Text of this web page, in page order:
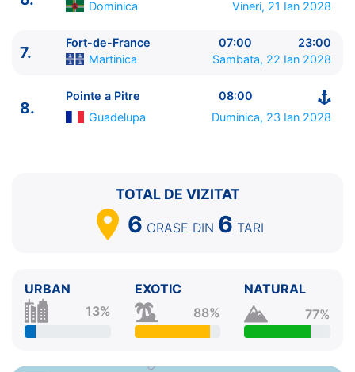
----------------------------------------
Zi de navigare pe Mare
0:00 - 0:00
3.
Philipsburg Sint Maarten
08:00 - 19:00
5.
Basseterre Saint Kitts and Nevis 09:00 - 19:00
6.
Dominica
08:00 - 18:00
Dominica
Vineri, 21 Ian 2028
7.
Fort-de-France 07:00
23:00
Martinica
Sambata, 22 Ian 2028
8.
Pointe a Pitre
08:00
Guadelupa
Duminica, 23 Ian 2028
TOTAL DE VIZITAT
6 ORASE DIN 6 TARI
URBAN
13%
EXOTIC
88%
NATURAL
77%